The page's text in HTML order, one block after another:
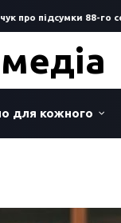
88-го сезону
для кожного